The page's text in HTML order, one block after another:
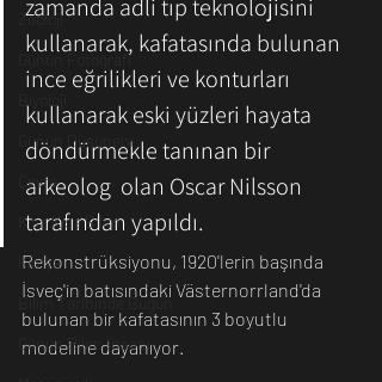
Zooloji
Günün Fotoğrafı
Günün Düşüneni
Çevre
Kısa Kısa Bilim
Kimya
Bilim Tarihinde Bugün
Günün Bilim İnsanı
zamanda adli tıp teknolojisini
kullanarak, kafatasında bulunan
ince eğrilikleri ve konturları
kullanarak eski yüzleri hayata
döndürmekle tanınan bir
arkeolog  olan Oscar Nilsson
tarafından yapıldı.
Rekonstrüksiyonu, 1920'lerin başında
İsveç'in batısındaki Västernorrland'da
bulunan bir kafatasının 3 boyutlu
modeline dayanıyor.